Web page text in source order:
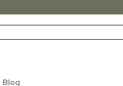
Blog